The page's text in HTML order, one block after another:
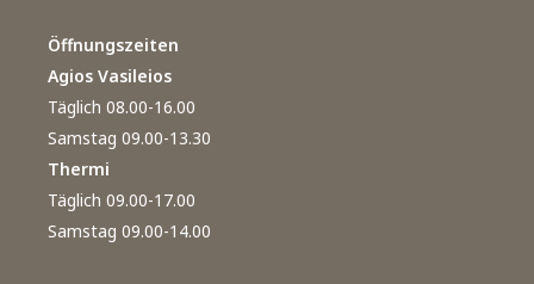
Öffnungszeiten
Agios Vasileios
Täglich 08.00-16.00
Samstag 09.00-13.30
Thermi
Täglich 09.00-17.00
Samstag 09.00-14.00